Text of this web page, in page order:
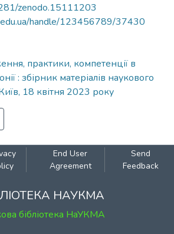
zenodo.15111203
handle/123456789/37430
практики, компетенції в
: збірник матеріалів наукового
18 квітня 2023 року
End User
Agreement
Send
Feedback
НАУКМА
бібліотека НаУКМА